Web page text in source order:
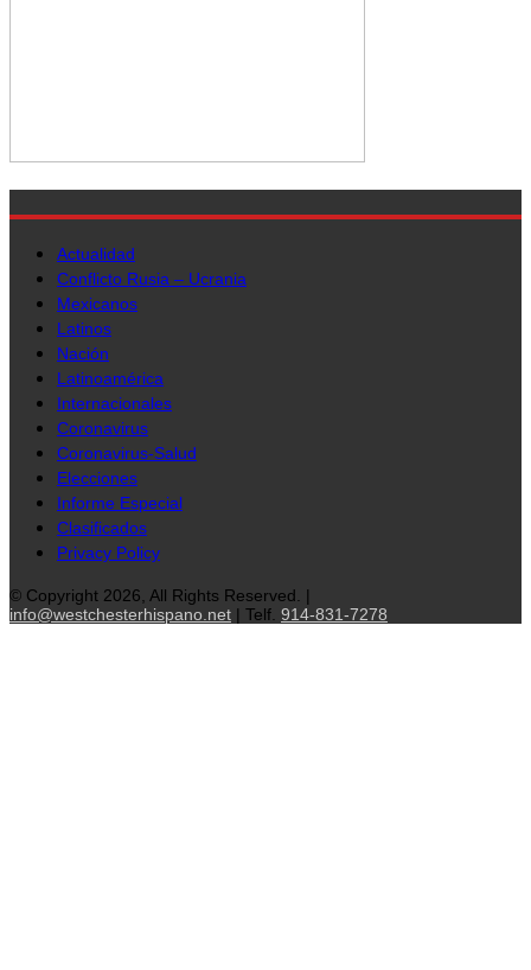
Actualidad
Conflicto Rusia – Ucrania
Mexicanos
Latinos
Nación
Latinoamérica
Internacionales
Coronavirus
Coronavirus-Salud
Elecciones
Informe Especial
Clasificados
Privacy Policy
© Copyright 2026, All Rights Reserved. |
info@westchesterhispano.net | Telf. 914-831-7278